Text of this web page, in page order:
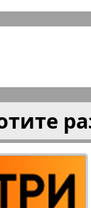
Ost-West